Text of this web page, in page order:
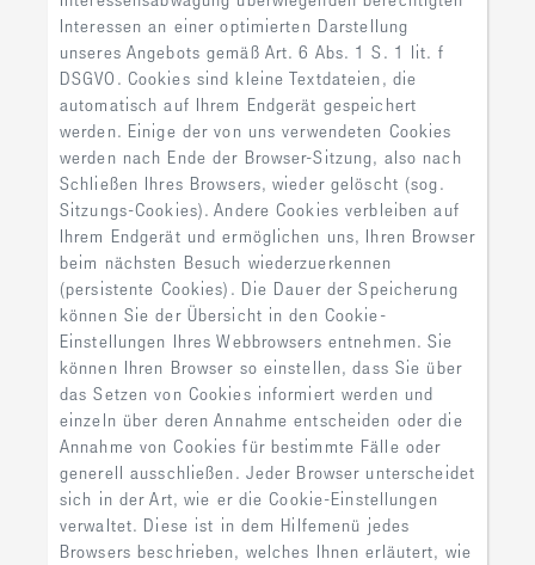
Interessen an einer optimierten Darstellung
unseres Angebots gemäß Art. 6 Abs. 1 S. 1 lit. f
DSGVO. Cookies sind kleine Textdateien, die
automatisch auf Ihrem Endgerät gespeichert
werden. Einige der von uns verwendeten Cookies
werden nach Ende der Browser-Sitzung, also nach
Schließen Ihres Browsers, wieder gelöscht (sog.
Sitzungs-Cookies). Andere Cookies verbleiben auf
Ihrem Endgerät und ermöglichen uns, Ihren Browser
beim nächsten Besuch wiederzuerkennen
(persistente Cookies). Die Dauer der Speicherung
können Sie der Übersicht in den Cookie-
Einstellungen Ihres Webbrowsers entnehmen. Sie
können Ihren Browser so einstellen, dass Sie über
das Setzen von Cookies informiert werden und
einzeln über deren Annahme entscheiden oder die
Annahme von Cookies für bestimmte Fälle oder
generell ausschließen. Jeder Browser unterscheidet
sich in der Art, wie er die Cookie-Einstellungen
verwaltet. Diese ist in dem Hilfemenü jedes
Browsers beschrieben, welches Ihnen erläutert, wie